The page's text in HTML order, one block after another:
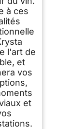
à ces
l'art de
et
vos
et